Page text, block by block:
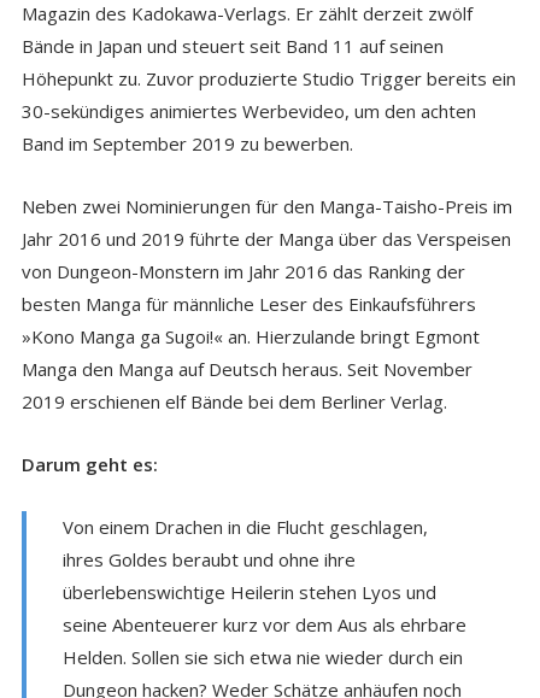
Magazin des Kadokawa-Verlags. Er zählt derzeit zwölf
Bände in Japan und steuert seit Band 11 auf seinen
Höhepunkt zu. Zuvor produzierte Studio Trigger bereits ein
30-sekündiges animiertes Werbevideo, um den achten
Band im September 2019 zu bewerben.
Neben zwei Nominierungen für den Manga-Taisho-Preis im
Jahr 2016 und 2019 führte der Manga über das Verspeisen
von Dungeon-Monstern im Jahr 2016 das Ranking der
besten Manga für männliche Leser des Einkaufsführers
»Kono Manga ga Sugoi!« an. Hierzulande bringt Egmont
Manga den Manga auf Deutsch heraus. Seit November
2019 erschienen elf Bände bei dem Berliner Verlag.
Darum geht es:
Von einem Drachen in die Flucht geschlagen,
ihres Goldes beraubt und ohne ihre
überlebenswichtige Heilerin stehen Lyos und
seine Abenteuerer kurz vor dem Aus als ehrbare
Helden. Sollen sie sich etwa nie wieder durch ein
Dungeon hacken? Weder Schätze anhäufen noch